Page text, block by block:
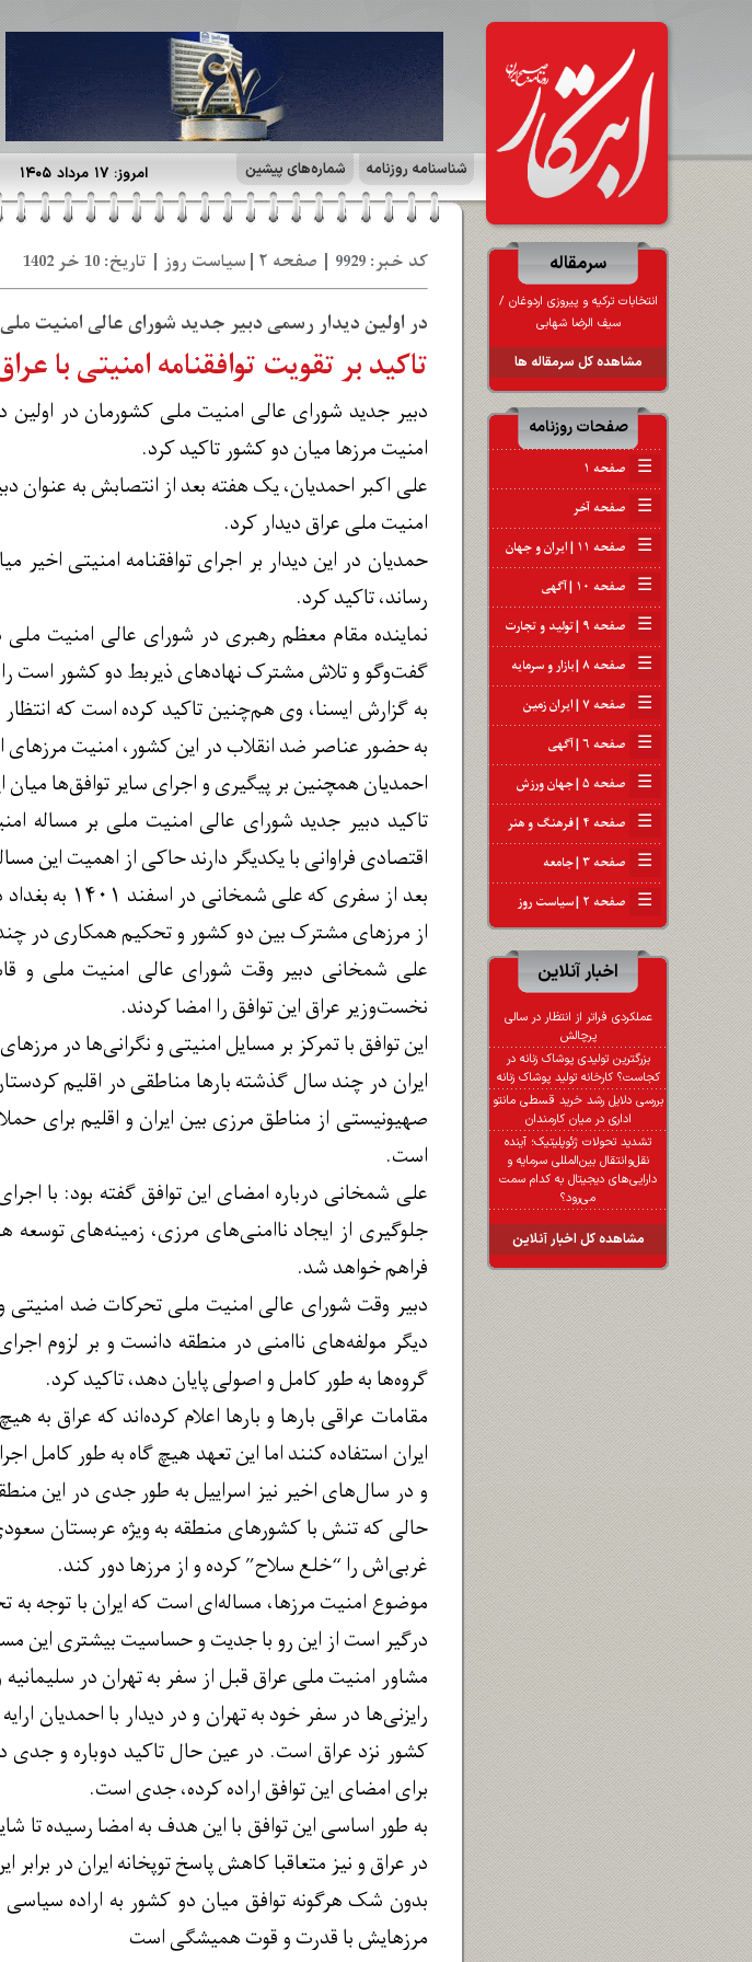
امروز: ۱۷ مرداد ۱۴۰۵ شناسنامه روزنامه شماره‌های پیشین
سرمقاله
سیف الرضا شهابی
مشاهده کل سرمقاله ها
صفحات روزنامه
☰ صفحه ۱
☰ صفحه آخر
☰ صفحه ۱۱ | ایران و جهان
☰ صفحه ۱۰ | آگهی
☰ صفحه ۹ | تولید و تجارت
☰ صفحه ۸ | بازار و سرمایه
☰ صفحه ۷ | ایران زمین
☰ صفحه ۶ | آگهی
☰ صفحه ۵ | جهان ورزش
☰ صفحه ۴ | فرهنگ و هنر
☰ صفحه ۳ | جامعه
☰ صفحه ۲ | سیاست روز
اخبار آنلاین
عملکردی فراتر از انتظار در سالی
پرچالش
بزرگترین تولیدی پوشاک زنانه در
کجاست؟ کارخانه تولید پوشاک زنانه
بررسی دلایل رشد خرید قسطی مانتو
اداری در میان کارمندان
تشدید تحولات ژئوپلیتیک؛ آینده
نقل‌وانتقال بین‌المللی سرمایه و
دارایی‌های دیجیتال به کدام سمت
می‌رود؟
مشاهده کل اخبار آنلاین
کد خبر: 9929 | صفحه ۲ | سیاست روز | تاریخ: 10 خر 1402
در اولین دیدار رسمی دبیر جدید شورای عالی امنیت
تاکید بر تقویت توافقنامه امنیتی با
دبیر جدید شورای عالی امنیت ملی کشورمان در اولین
امنیت مرزها میان دو کشور تاکید کرد.
علی اکبر احمدیان، یک هفته بعد از انتصابش به عنوان
امنیت ملی عراق دیدار کرد.
حمدیان در این دیدار بر اجرای توافقنامه امنیتی
رساند، تاکید کرد.
نماینده مقام معظم رهبری در شورای عالی امنیت ملی
گفت‌وگو و تلاش مشترک نهادهای ذیربط دو کشور است را
به گزارش ایسنا، وی هم‌چنین تاکید کرده است که
به حضور عناصر ضد انقلاب در این کشور، امنیت مرزهای
احمدیان همچنین بر پیگیری و اجرای سایر توافق‌ها میان
تاکید دبیر جدید شورای عالی امنیت ملی بر مساله
اقتصادی فراوانی با یکدیگر دارند حاکی از اهمیت این
بعد از
از مرزهای مشترک بین دو کشور و تحکیم همکاری در
علی شمخانی دبیر وقت شورای عالی امنیت ملی و
نخست‌وزیر عراق این توافق را امضا کردند.
این توافق با تمرکز بر مسایل امنیتی و نگرانی‌ها در
ایران در چند سال گذشته بارها مناطقی در اقلیم
صهیونیستی از مناطق مرزی بین ایران و اقلیم برای
است.
علی شمخانی درباره امضای این توافق گفته بود: با
جلوگیری از ایجاد ناامنی‌های مرزی، زمینه‌های
فراهم خواهد شد.
دبیر وقت شورای عالی امنیت ملی تحرکات ضد امنیتی
دیگر مولفه‌های ناامنی در منطقه دانست و بر لزوم
گروه‌ها به طور کامل و اصولی پایان دهد، تاکید کرد.
مقامات عراقی بارها و بارها اعلام کرده‌اند که عراق
ایران استفاده کنند اما این تعهد هیچ گاه به طور کامل
و در سال‌های اخیر نیز اسراییل به طور جدی در این
حالی که تنش با کشورهای منطقه به ویژه عربستان
غربی‌اش را “خلع سلاح” کرده و از مرزها دور کند.
موضوع امنیت مرزها، مساله‌ای است که ایران با توجه
درگیر است از این رو با جدیت و حساسیت بیشتری این
مشاور امنیت ملی عراق قبل از سفر به تهران در
رایزنی‌ها در سفر خود به تهران و در دیدار با احمدیان
کشور نزد عراق است. در عین حال تاکید دوباره و جدی
برای امضای این توافق اراده کرده، جدی است.
به طور اساسی این توافق با این هدف به امضا رسیده تا
در عراق و نیز متعاقبا کاهش پاسخ توپخانه ایران در
بدون شک هرگونه توافق میان دو کشور به اراده سیاسی
مرزهایش با قدرت و قوت همیشگی است